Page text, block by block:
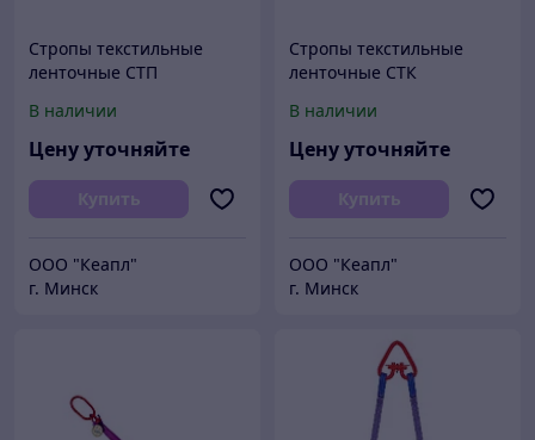
Стропы текстильные
ленточные СТП
В наличии
Цену уточняйте
Купить
ООО "Кеапл"
г. Минск
Стропы текстильные
ленточные СТК
В наличии
Цену уточняйте
Купить
ООО "Кеапл"
г. Минск